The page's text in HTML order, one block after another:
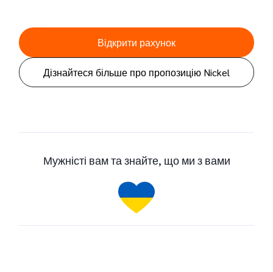
Відкрити рахунок
Дізнайтеся більше про пропозицію Nickel
Мужністі вам та знайте, що ми з вами